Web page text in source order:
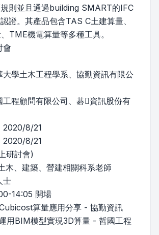
則並且通過building SMART的IFC
證。其產品包含TAS C土建算量、
TME機電算量等多種工具。
會
大學土木工程學系、協勤資訊有限公
工程顧問有限公司、碁資訊股份有
2020/8/21
2020/8/21
研討會)
、建築、營建相關科系老師
士
14:05 開場
算量應用分享 - 協勤資訊
用BIM模型實現3D算量 - 哲國工程